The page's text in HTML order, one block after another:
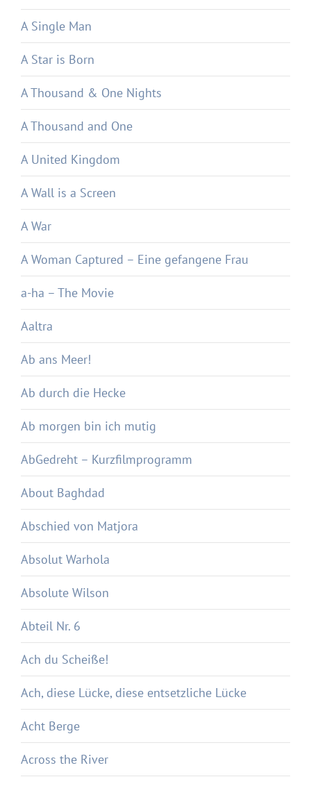
A Single Man
A Star is Born
A Thousand & One Nights
A Thousand and One
A United Kingdom
A Wall is a Screen
A War
A Woman Captured – Eine gefangene Frau
a-ha – The Movie
Aaltra
Ab ans Meer!
Ab durch die Hecke
Ab morgen bin ich mutig
AbGedreht – Kurzfilmprogramm
About Baghdad
Abschied von Matjora
Absolut Warhola
Absolute Wilson
Abteil Nr. 6
Ach du Scheiße!
Ach, diese Lücke, diese entsetzliche Lücke
Acht Berge
Across the River